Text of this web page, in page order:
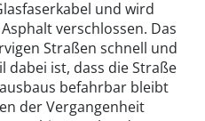
und wird
verschlossen. Das
Straßen schnell und
dabei ist, dass die Straße
befahrbar bleibt
der Vergangenheit